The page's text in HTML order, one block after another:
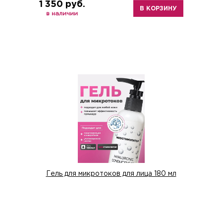
1 350 руб.
в наличии
В КОРЗИНУ
Гель для микротоков для лица 180 мл